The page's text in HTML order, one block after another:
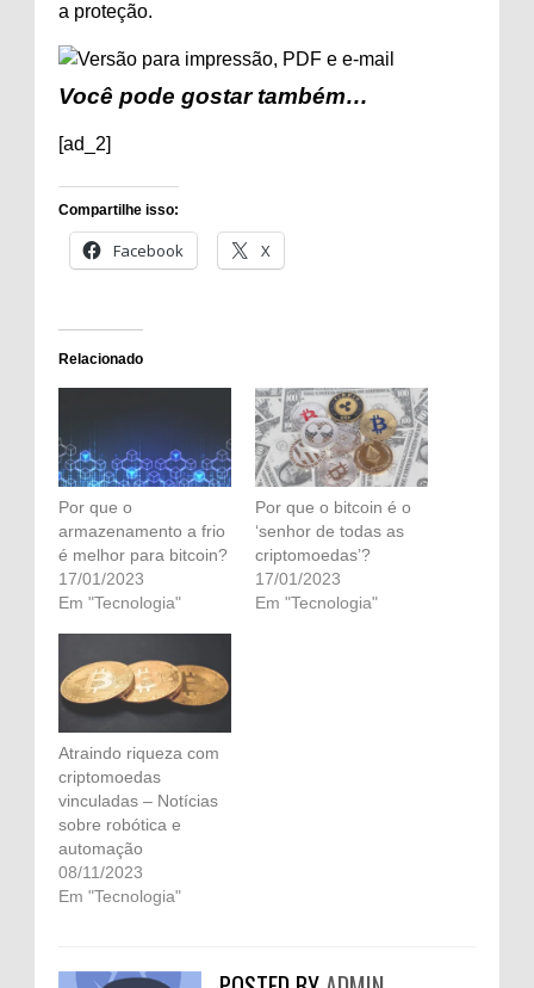
a proteção.
Você pode gostar também…
[ad_2]
Compartilhe isso:
Facebook X
Relacionado
Por que o
armazenamento a frio
é melhor para bitcoin?
17/01/2023
Em "Tecnologia"
Por que o bitcoin é o
‘senhor de todas as
criptomoedas’?
17/01/2023
Em "Tecnologia"
Atraindo riqueza com
criptomoedas
vinculadas – Notícias
sobre robótica e
automação
08/11/2023
Em "Tecnologia"